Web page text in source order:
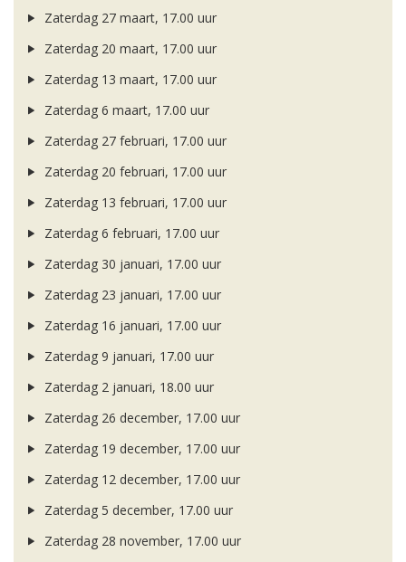
Zaterdag 27 maart, 17.00 uur
Zaterdag 20 maart, 17.00 uur
Zaterdag 13 maart, 17.00 uur
Zaterdag 6 maart, 17.00 uur
Zaterdag 27 februari, 17.00 uur
Zaterdag 20 februari, 17.00 uur
Zaterdag 13 februari, 17.00 uur
Zaterdag 6 februari, 17.00 uur
Zaterdag 30 januari, 17.00 uur
Zaterdag 23 januari, 17.00 uur
Zaterdag 16 januari, 17.00 uur
Zaterdag 9 januari, 17.00 uur
Zaterdag 2 januari, 18.00 uur
Zaterdag 26 december, 17.00 uur
Zaterdag 19 december, 17.00 uur
Zaterdag 12 december, 17.00 uur
Zaterdag 5 december, 17.00 uur
Zaterdag 28 november, 17.00 uur